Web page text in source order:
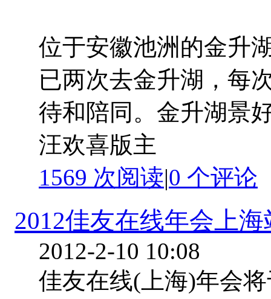
位于安徽池洲的金升
已两次去金升湖，每
待和陪同。金升湖景
汪欢喜版主
1569 次阅读|0 个评论
2012佳友在线年会上
2012-2-10 10:08
佳友在线(上海)年会